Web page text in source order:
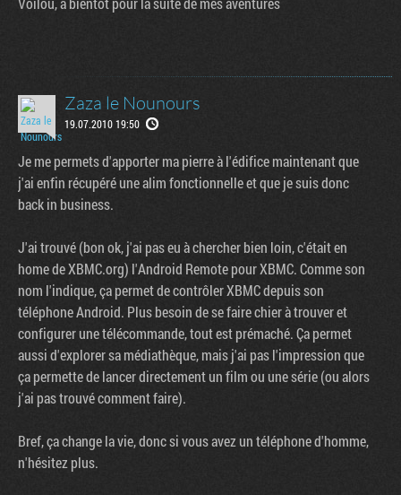
Zaza le Nounours
19.07.2010 19:50
Je me permets d'apporter ma pierre à l'édifice maintenant que
j'ai enfin récupéré une alim fonctionnelle et que je suis donc
back in business.
J'ai trouvé (bon ok, j'ai pas eu à chercher bien loin, c'était en
home de XBMC.org) l'Android Remote pour XBMC. Comme son
nom l'indique, ça permet de contrôler XBMC depuis son
téléphone Android. Plus besoin de se faire chier à trouver et
configurer une télécommande, tout est prémaché. Ça permet
aussi d'explorer sa médiathèque, mais j'ai pas l'impression que
ça permette de lancer directement un film ou une série (ou alors
j'ai pas trouvé comment faire).
Bref, ça change la vie, donc si vous avez un téléphone d'homme,
n'hésitez plus.